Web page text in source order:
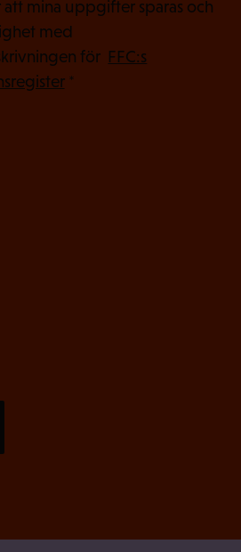
mina uppgifter sparas och
med
för FFC:s
*